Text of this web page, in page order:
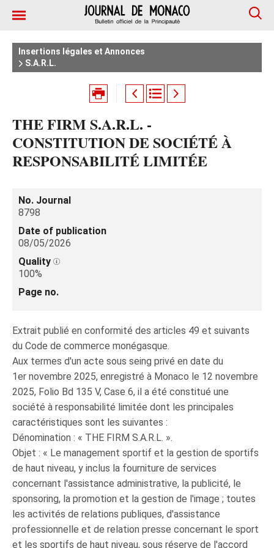
Insertions légales et Annonces
S.A.R.L.
THE FIRM S.A.R.L. -
CONSTITUTION DE SOCIÉTÉ À
RESPONSABILITÉ LIMITÉE
No. Journal
8798
Date of publication
08/05/2026
Quality
100%
Page no.
Extrait publié en conformité des articles 49 et suivants
du Code de commerce monégasque.
Aux termes d'un acte sous seing privé en date du
1er novembre 2025, enregistré à Monaco le 12 novembre
2025, Folio Bd 135 V, Case 6, il a été constitué une
société à responsabilité limitée dont les principales
caractéristiques sont les suivantes :
Dénomination : « THE FIRM S.A.R.L. ».
Objet : « Le management sportif et la gestion de sportifs
de haut niveau, y inclus la fourniture de services
concernant l'assistance administrative, la publicité, le
sponsoring, la promotion et la gestion de l'image ; toutes
les activités de relations publiques, d'assistance
professionnelle et de relation presse concernant le sport
et les sportifs de haut niveau, sous réserve de l'accord